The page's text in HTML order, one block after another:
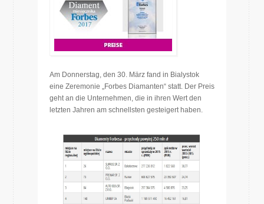
Am Donnerstag, den 30. März fand in Bialystok
eine Zeremonie „Forbes Diamanten“ statt. Der Preis
geht an die Unternehmen, die in ihren Wert den
letzten Jahren am schnellsten gesteigert haben.